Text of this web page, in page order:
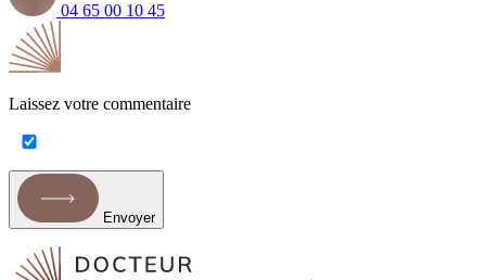
04 65 00 10 45
Laissez votre commentaire
Envoyer